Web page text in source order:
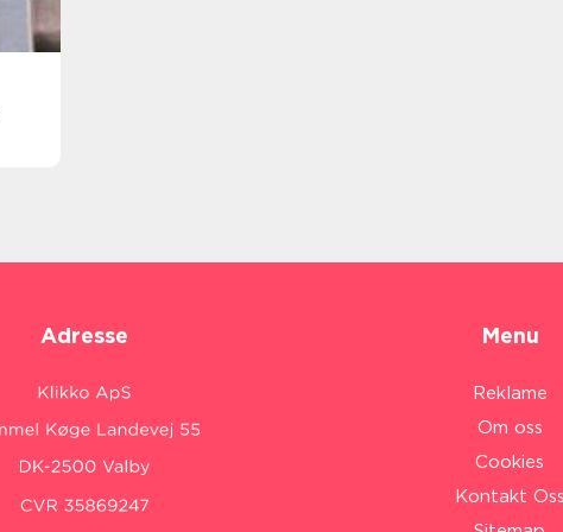
Adresse Menu
Reklame
Om oss
Cookies
Kontakt